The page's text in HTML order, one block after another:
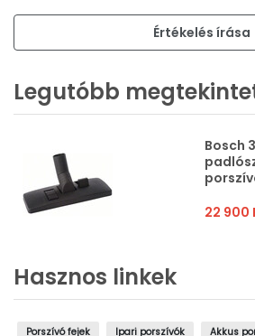
Értékelés írása
Legutóbb
Bosch
22 900
Hasznos linkek
Porszívó fejek Ipari porszívók Akkus